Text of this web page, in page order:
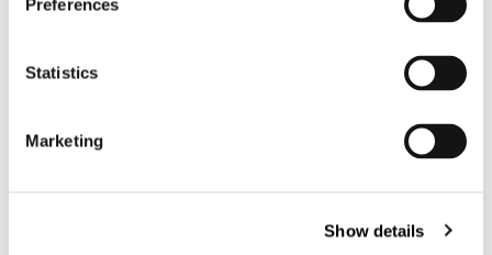
Preferences
Statistics
Marketing
Show details
Valencia, maison dans la pinède